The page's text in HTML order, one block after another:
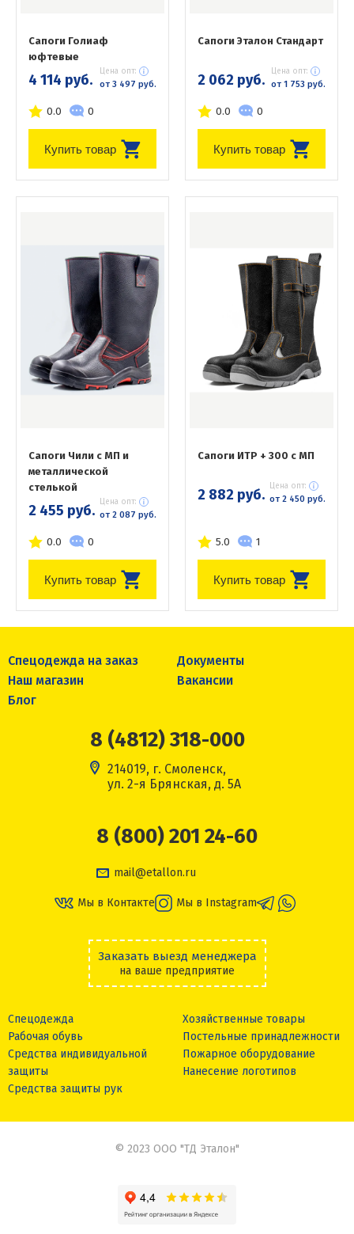
Сапоги Голиаф
юфтевые
4 114 руб. Цена опт:
от 3 497 руб.
0.0 0
Купить товар
Сапоги Эталон Стандарт
2 062 руб. Цена опт:
от 1 753 руб.
0.0 0
Купить товар
Сапоги Чили с МП и
металлической
стелькой
2 455 руб. Цена опт:
от 2 087 руб.
0.0 0
Купить товар
Сапоги ИТР + 300 с МП
2 882 руб. Цена опт:
от 2 450 руб.
5.0 1
Купить товар
Спецодежда на заказ
Документы
Наш магазин
Вакансии
Блог
8 (4812) 318-000
214019, г. Смоленск,
ул. 2-я Брянская, д. 5А
8 (800) 201 24-60
mail@etallon.ru
Мы в Контакте Мы в Instagram
Заказать выезд менеджера
на ваше предприятие
Спецодежда
Рабочая обувь
Средства индивидуальной
защиты
Средства защиты рук
Хозяйственные товары
Постельные принадлежности
Пожарное оборудование
Нанесение логотипов
© 2023 ООО "ТД Эталон"